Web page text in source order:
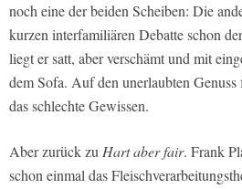
noch eine der beiden Scheiben: Die
kurzen interfamiliären Debatte schon
liegt er satt, aber verschämt und mit
dem Sofa. Auf den unerlaubten
das schlechte Gewissen.
Aber zurück zu Hart aber fair. Frank
schon einmal das